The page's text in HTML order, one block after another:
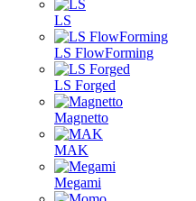
LS
LS FlowForming
LS Forged
Magnetto
MAK
Megami